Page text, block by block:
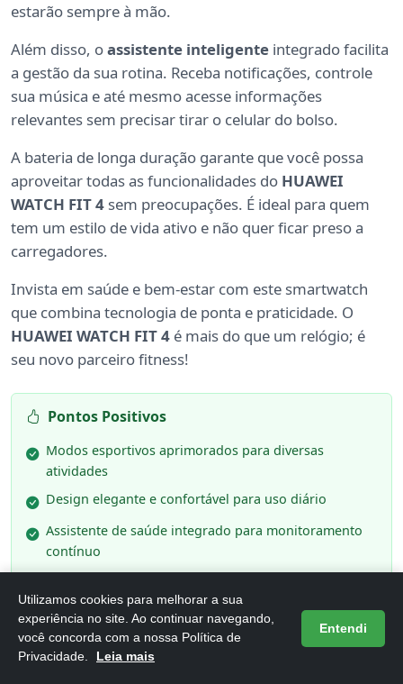
estarão sempre à mão.
Além disso, oassistente inteligente integrado facilita
a gestão da sua rotina. Receba notificações, controle
sua música e até mesmo acesse informações
relevantes sem precisar tirar o celular do bolso.
A bateria de longa duração garante que você possa
aproveitar todas as funcionalidades do HUAWEI
WATCH FIT 4 sem preocupações. É ideal para quem
tem um estilo de vida ativo e não quer ficar preso a
carregadores.
Invista em saúde e bem-estar com este smartwatch
que combina tecnologia de ponta e praticidade. O
HUAWEI WATCH FIT 4 é mais do que um relógio; é
seu novo parceiro fitness!
Pontos Positivos
Modos esportivos aprimorados para diversas
atividades
Design elegante e confortável para uso diário
Assistente de saúde integrado para monitoramento
contínuo
Pontos Negativos
Duração da bateria pode variar com uso intenso
Utilizamos cookies para melhorar a sua
experiência no site. Ao continuar navegando,
você concorda com a nossa Política de
Privacidade.
Leia mais
Entendi